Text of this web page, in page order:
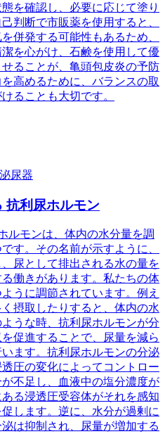
を確認し、必要に応じて塗り
判断で市販薬を使用すると、
併発する可能性もあるため、
を心がけ、石鹸を使用して優
ることが、亀頭包皮炎の予防
高めるために、バランスの取
ることも大切です。
泌尿器
抗利尿ホルモン
ルモンは、体内の水分量を調
す。その名前が示すように、
尿として排出される水の量を
働きがあります。私たちの体
うに調節されています。例え
摂取したりすると、体内の水
うな時、抗利尿ホルモンが分
促進することで、尿量を減ら
ます。抗利尿ホルモンの分泌
圧の変化によってコントロー
不足し、血液中の塩分濃度が
る浸透圧受容体がそれを感知
します。逆に、水分が過剰に
は抑制され、尿量が増加する